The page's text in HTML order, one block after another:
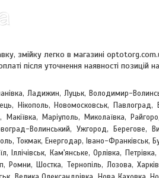
змійку легко в магазині
після уточнення наявності
Ладижин, Луцьк, Володимир-
Нікополь, Новомосковськ, Павлоград,
Макіївка, Маріуполь, Миколаївка,
Волинський, Ужгород, Берегове,
Токмак, Енергодар, Івано-Франківськ,
Іллічівськ, Кам'янське, Орлівка,
Ромни, Шостка, Тернопіль, Лозова,